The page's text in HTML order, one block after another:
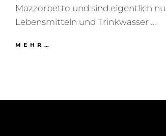
Mazzorbetto und sind eigentlich
Lebensmitteln und Trinkwasser …
MEHR…